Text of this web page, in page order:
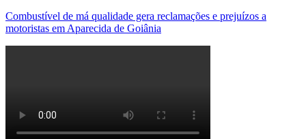
Combustível de má qualidade gera reclamações e prejuízos a
motoristas em Aparecida de Goiânia